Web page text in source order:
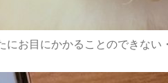
にお目にかかることのできない